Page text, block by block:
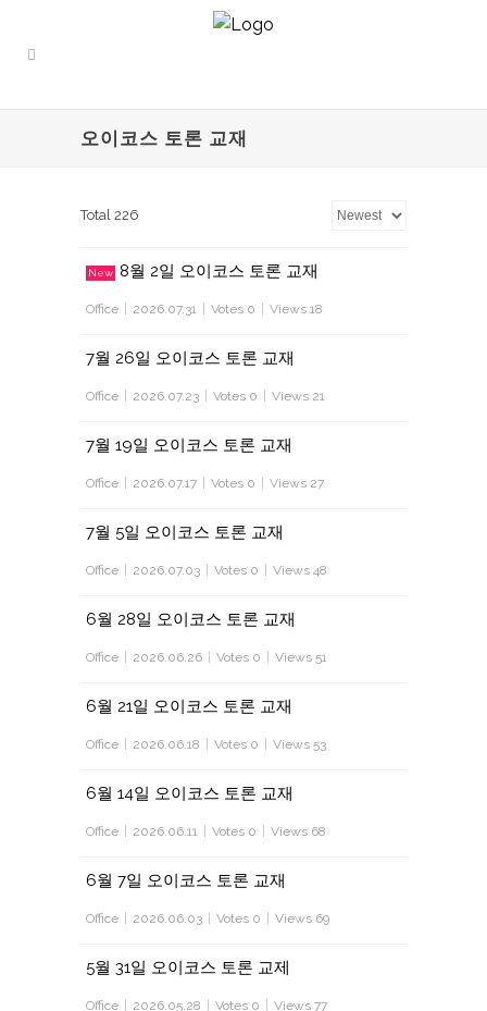
오이코스 토론 교재
Total 226
New 8월 2일 오이코스 토론 교재
Office 2026.07.31 Votes 0 Views 18
7월 26일 오이코스 토론 교재
Office 2026.07.23 Votes 0 Views 21
7월 19일 오이코스 토론 교재
Office 2026.07.17 Votes 0 Views 27
7월 5일 오이코스 토론 교재
Office 2026.07.03 Votes 0 Views 48
6월 28일 오이코스 토론 교재
Office 2026.06.26 Votes 0 Views 51
6월 21일 오이코스 토론 교재
Office 2026.06.18 Votes 0 Views 53
6월 14일 오이코스 토론 교재
Office 2026.06.11 Votes 0 Views 68
6월 7일 오이코스 토론 교재
Office 2026.06.03 Votes 0 Views 69
5월 31일 오이코스 토론 교제
Office 2026.05.28 Votes 0 Views 77